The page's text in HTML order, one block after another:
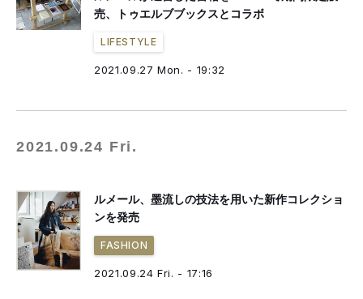
売、トゥエルブブックスとコラボ
LIFESTYLE
2021.09.27 Mon. - 19:32
2021.09.24 Fri.
ルメール、墨流しの技法を用いた新作コレクショ
ンを発売
FASHION
2021.09.24 Fri. - 17:16